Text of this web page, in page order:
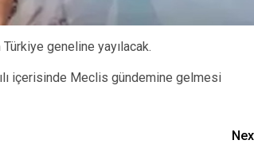
geneline yayılacak.
içerisinde Meclis gündemine gelmesi